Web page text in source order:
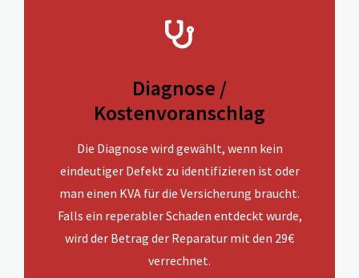
Diagnose /
Kostenvoranschlag
Die Diagnose wird gewählt, wenn kein
eindeutiger Defekt zu identifizieren ist oder
man einen KVA für die Versicherung braucht.
Falls ein reperabler Schaden entdeckt wurde,
wird der Betrag der Reparatur mit den 29€
verrechnet.